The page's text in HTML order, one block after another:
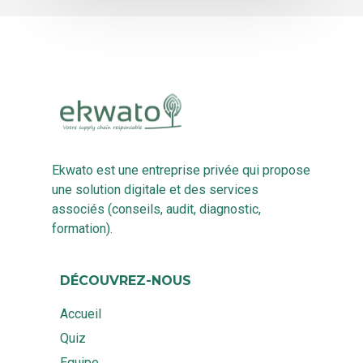
Ekwato est une entreprise privée qui propose
une solution digitale et des services
associés (conseils, audit, diagnostic,
formation).
DÉCOUVREZ-NOUS
Accueil
Quiz